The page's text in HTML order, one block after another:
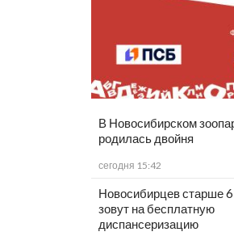
В Новосибирском
родилась двойня
сегодня 15:42
Новосибирцев старше
зовут на бесплатную
диспансеризацию